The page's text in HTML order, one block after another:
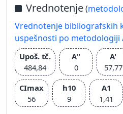
Vrednotenje(
Vrednotenje bibliografskih
uspešnosti po metodologiji
Upoš. tč.
484,84
A''
0
A'
57,77
CImax
56
h10
9
A1
1,41